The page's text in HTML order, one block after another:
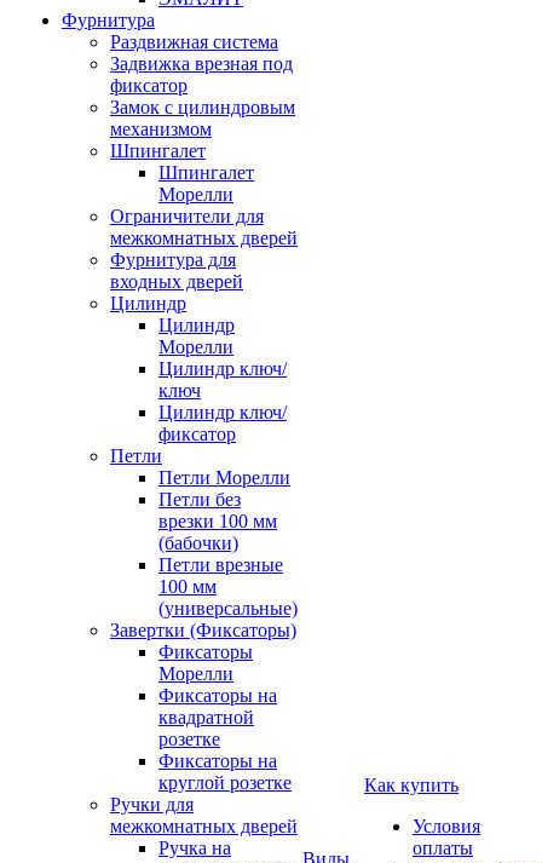
Фурнитура
Раздвижная система
Задвижка врезная под
фиксатор
Замок с цилиндровым
механизмом
Шпингалет
Шпингалет
Морелли
Ограничители для
межкомнатных дверей
Фурнитура для
входных дверей
Цилиндр
Цилиндр
Морелли
Цилиндр ключ/
ключ
Цилиндр ключ/
фиксатор
Петли
Петли Морелли
Петли без
врезки 100 мм
(бабочки)
Петли врезные
100 мм
(универсальные)
Завертки (Фиксаторы)
Фиксаторы
Морелли
Фиксаторы на
квадратной
розетке
Фиксаторы на
круглой розетке
Ручки для
межкомнатных дверей
Ручка на
Виды
Как купить
Условия
оплаты